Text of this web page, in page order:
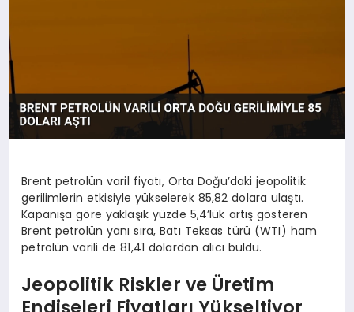
YAŞAM
Brent petrolün varil fiyatı, Orta Doğu’daki jeopolitik
gerilimlerin etkisiyle yükselerek 85,82 dolara ulaştı.
Kapanışa göre yaklaşık yüzde 5,4’lük artış gösteren
Brent petrolün yanı sıra, Batı Teksas türü (WTI) ham
petrolün varili de 81,41 dolardan alıcı buldu.
Jeopolitik Riskler ve Üretim